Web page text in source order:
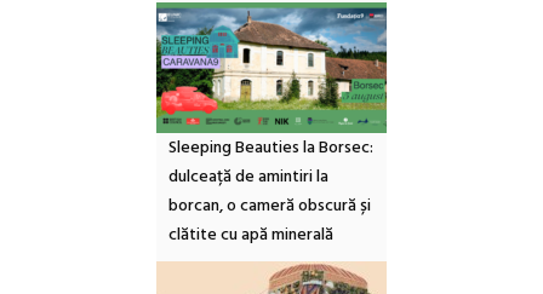
Sleeping Beauties la Borsec:
dulceață de amintiri la
borcan, o cameră obscură și
clătite cu apă minerală